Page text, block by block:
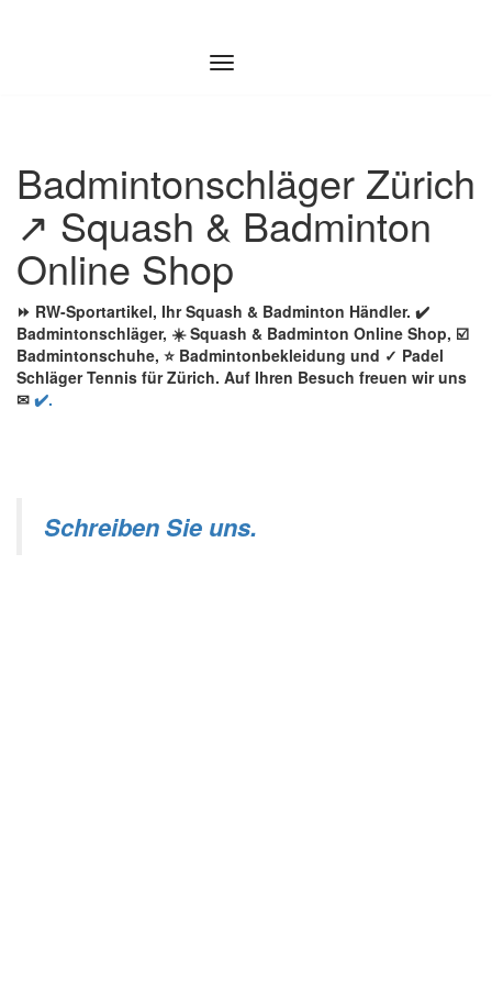
Badmintonschläger Zürich
↗️ Squash & Badminton
Online Shop
⏩ RW-Sportartikel, Ihr Squash & Badminton Händler. ✔️
Badmintonschläger, ☀️ Squash & Badminton Online Shop, ☑️
Badmintonschuhe, ⭐ Badmintonbekleidung und ✓ Padel
Schläger Tennis für Zürich. Auf Ihren Besuch freuen wir uns
✉ ✔️.
Schreiben Sie uns.